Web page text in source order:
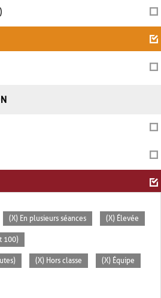
(X) En plusieurs séances (X) Élevée
100)
(X) Hors classe (X) Équipe